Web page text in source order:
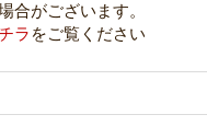
合がございます。
ラ をご覧ください